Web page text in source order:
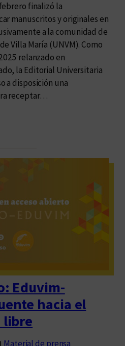
finalizó la
manuscritos y originales en
a la comunidad de
Villa María (UNVM). Como
relanzado en
la Editorial Universitaria
a disposición una
receptar…
Eduvim-
hacia el
libre
Material de prensa